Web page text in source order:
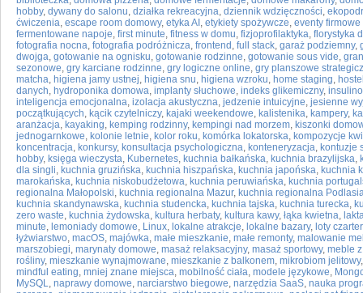
hobby, dywany do salonu, działka rekreacyjna, dziennik wdzięczności,
ćwiczenia, escape room domowy, etyka AI , etykiety spożywcze, eventy
fermentowane napoje, first minute, fitness w domu, fizjoprofilaktyka, florystyka
fotografia nocna, fotografia podróżnicza, frontend , full stack, garaż podziemny,
dwojga, gotowanie na ognisku, gotowanie rodzinne, gotowanie sous vide,
sezonowe, gry karciane rodzinne, gry logiczne online, gry planszowe
matcha, higiena jamy ustnej, higiena snu, higiena wzroku, home staging,
danych, hydroponika domowa, implanty słuchowe, indeks glikemiczny,
inteligencja emocjonalna, izolacja akustyczna, jedzenie intuicyjne, jesienne
początkujących, kącik czytelniczy, kajaki weekendowe, kalistenika, kampery,
aranżacja, kayaking, kemping rodzinny, kempingi nad morzem, kiszonki
jednogarnkowe, kolonie letnie, kolor roku, komórka lokatorska, kompozycje
koncentracja, konkursy, konsultacja psychologiczna, konteneryzacja, kontuzje
hobby, księga wieczysta, Kubernetes, kuchnia bałkańska, kuchnia brazylijska,
dla singli, kuchnia gruzińska, kuchnia hiszpańska, kuchnia japońska, kuchnia
marokańska, kuchnia niskobudżetowa, kuchnia peruwiańska, kuchnia
regionalna Małopolski, kuchnia regionalna Mazur, kuchnia regionalna
kuchnia skandynawska, kuchnia studencka, kuchnia tajska, kuchnia turecka,
zero waste, kuchnia żydowska, kultura herbaty, kultura kawy, łąka kwietna,
minute, lemoniady domowe, Linux, lokalne atrakcje, lokalne bazary, loty
łyżwiarstwo, macOS, majówka, małe mieszkanie, małe remonty, malowanie
marszobiegi, marynaty domowe, masaż relaksacyjny, masaż sportowy, meble
rośliny, mieszkanie wynajmowane, mieszkanie z balkonem, mikrobiom jelitowy
mindful eating, mniej znane miejsca, mobilność ciała, modele językowe,
MySQL, naprawy domowe, narciarstwo biegowe, narzędzia SaaS, nauka